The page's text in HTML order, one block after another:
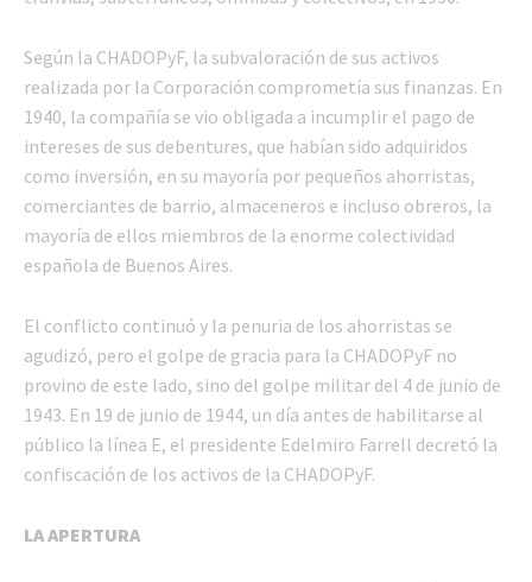
Según la CHADOPyF, la subvaloración de sus activos
realizada por la Corporación comprometía sus finanzas. En
1940, la compañía se vio obligada a incumplir el pago de
intereses de sus debentures, que habían sido adquiridos
como inversión, en su mayoría por pequeños ahorristas,
comerciantes de barrio, almaceneros e incluso obreros, la
mayoría de ellos miembros de la enorme colectividad
española de Buenos Aires.
El conflicto continuó y la penuria de los ahorristas se
agudizó, pero el golpe de gracia para la CHADOPyF no
provino de este lado, sino del golpe militar del 4 de junio de
1943. En 19 de junio de 1944, un día antes de habilitarse al
público la línea E, el presidente Edelmiro Farrell decretó la
confiscación de los activos de la CHADOPyF.
LA APERTURA